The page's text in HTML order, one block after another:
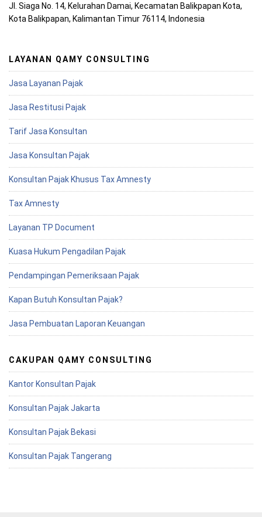
Jl. Siaga No. 14, Kelurahan Damai, Kecamatan Balikpapan Kota,
Kota Balikpapan, Kalimantan Timur 76114, Indonesia
LAYANAN QAMY CONSULTING
Jasa Layanan Pajak
Jasa Restitusi Pajak
Tarif Jasa Konsultan
Jasa Konsultan Pajak
Konsultan Pajak Khusus Tax Amnesty
Tax Amnesty
Layanan TP Document
Kuasa Hukum Pengadilan Pajak
Pendampingan Pemeriksaan Pajak
Kapan Butuh Konsultan Pajak?
Jasa Pembuatan Laporan Keuangan
CAKUPAN QAMY CONSULTING
Kantor Konsultan Pajak
Konsultan Pajak Jakarta
Konsultan Pajak Bekasi
Konsultan Pajak Tangerang